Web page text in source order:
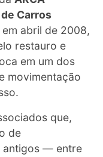
Carros
abril de 2008,
restauro e
em um dos
movimentação
que,
de
antigos — entre